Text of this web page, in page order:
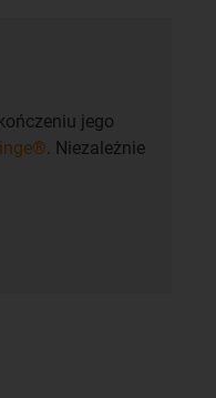
jego
. Niezależnie